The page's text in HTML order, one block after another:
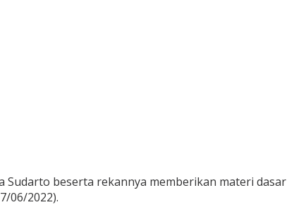
Sudarto beserta rekannya memberikan materi dasar
06/2022).